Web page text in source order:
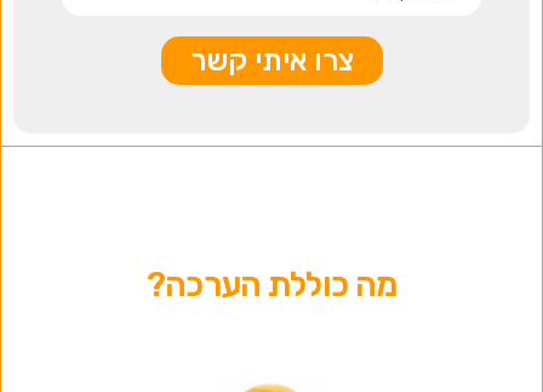
צרו איתי קשר
מה כוללת הערכה?